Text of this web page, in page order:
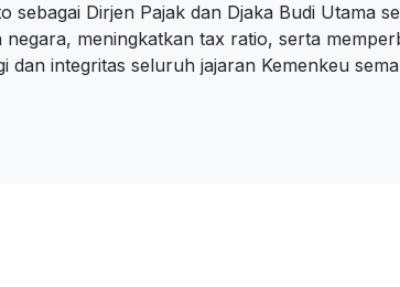
Dirjen Pajak dan Djaka Budi Utama
meningkatkan tax ratio, serta
integritas seluruh jajaran Kemenkeu